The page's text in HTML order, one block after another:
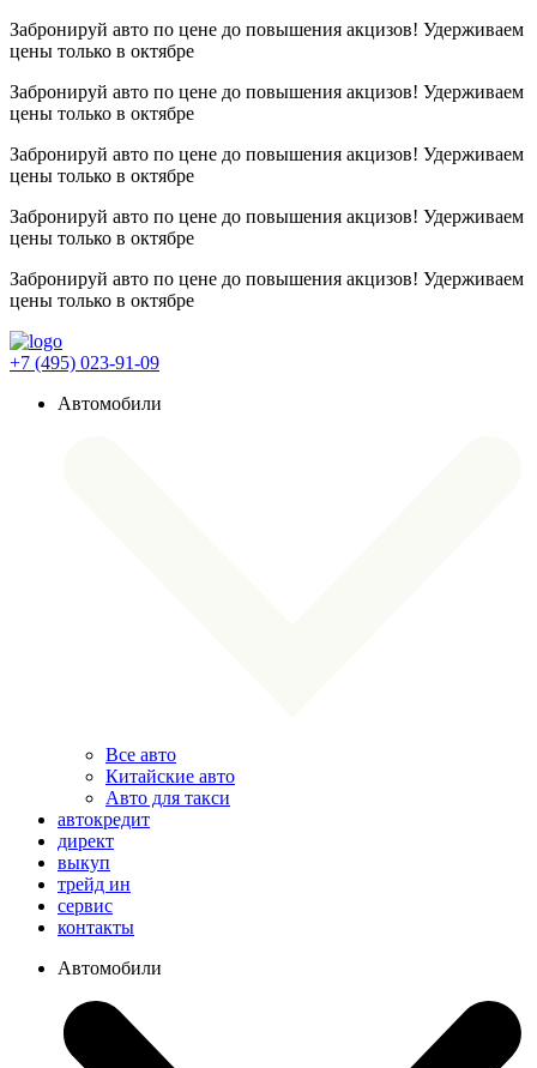
Забронируй авто по цене до повышения акцизов! Удерживаем
цены только в октябре
Забронируй авто по цене до повышения акцизов! Удерживаем
цены только в октябре
Забронируй авто по цене до повышения акцизов! Удерживаем
цены только в октябре
Забронируй авто по цене до повышения акцизов! Удерживаем
цены только в октябре
Забронируй авто по цене до повышения акцизов! Удерживаем
цены только в октябре
+7 (495) 023-91-09
Автомобили
Все авто
Китайские авто
Авто для такси
автокредит
директ
выкуп
трейд ин
сервис
контакты
Автомобили